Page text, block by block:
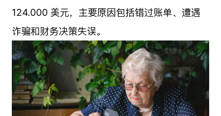
124.000 美元，主要原因包括错过账单、遭遇
诈骗和财务决策失误。